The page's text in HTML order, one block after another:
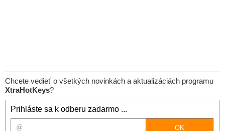
Chcete vedieť o všetkých novinkách a aktualizáciách programu
XtraHotKeys?
Prihláste sa k odberu zadarmo ...